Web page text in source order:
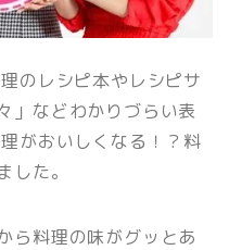
のレシピ本やレシピサ
」などわかりづらい表
がおいしくなる！？料
た。
ら料理の味がグッとあ